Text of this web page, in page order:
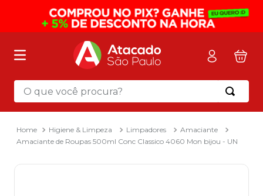
O que você procura?
Higiene & Limpeza Limpadores
Amaciante
Amaciante de Roupas 500ml Conc Classico 4060 Mon bijou - UN
Termos mais buscados
mochila
2º sacola
3º mala